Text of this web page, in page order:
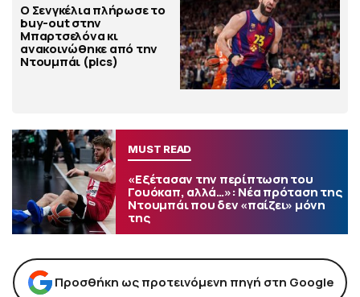
Ο Σενγκέλια πλήρωσε το
buy-out στην
Μπαρτσελόνα κι
ανακοινώθηκε από την
Ντουμπάι (pics)
MUST READ
«Εξέτασαν την περίπτωση του
Γουόκαπ, αλλά…»: Νέα πρόταση της
Ντουμπάι που δεν «παίζει» μόνη
της
Προσθήκη ως προτεινόμενη πηγή στη Google